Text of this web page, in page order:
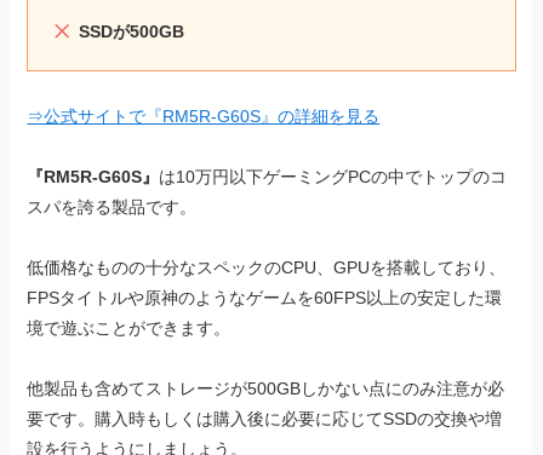
SSDが500GB
⇒公式サイトで『RM5R-G60S』の詳細を見る
『RM5R-G60S』 は10万円以下ゲーミングPCの中でトップのコ
スパを誇る製品です。
低価格なものの十分なスペックのCPU、GPUを搭載しており、
FPSタイトルや原神のようなゲームを60FPS以上の安定した環
境で遊ぶことができます。
他製品も含めてストレージが500GBしかない点にのみ注意が必
要です。購入時もしくは購入後に必要に応じてSSDの交換や増
設を行うようにしましょう。